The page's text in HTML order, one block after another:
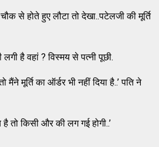
से होते हुए लौटा तो देखा..पटेलजी की मूर्ति
है वहां ? विस्मय से पत्नी पूछी.
मैंने मूर्ति का ऑर्डर भी नहीं दिया है..’ पति ने
तो किसी और की लग गई होगी..’